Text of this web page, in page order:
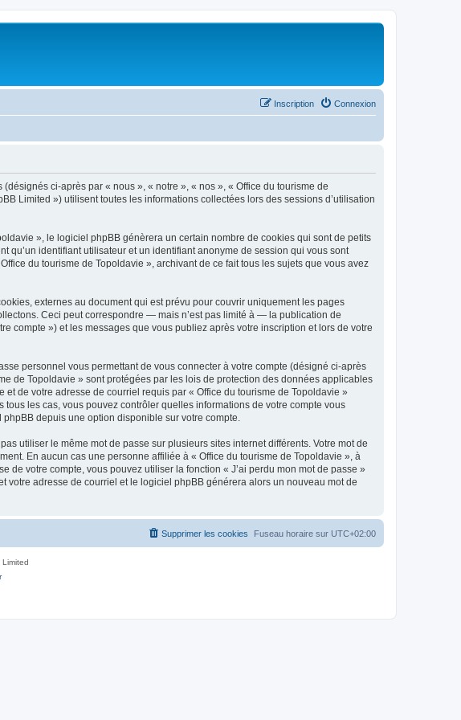
Connexion
Inscription
ci-après par « nous », « notre », « nos », « Office du tourisme de
Limited ») utilisent toutes les informations collectées lors des sessions d’utilisation
», le logiciel phpBB génèrera un certain nombre de cookies qui sont de petits
qu’un identifiant utilisateur et un identifiant anonyme de session qui vous sont
du tourisme de Topoldavie », archivant de ce fait tous les sujets que vous avez
externes au document qui est prévu pour couvrir uniquement les pages
Ceci peut correspondre — mais n’est pas limité à — la publication de
compte ») et les messages que vous publiez après votre inscription et lors de votre
personnel vous permettant de vous connecter à votre compte (désigné ci-après
de Topoldavie » sont protégées par les lois de protection des données applicables
de votre adresse de courriel requis par « Office du tourisme de Topoldavie »
les cas, vous pouvez contrôler quelles informations de votre compte vous
depuis une option disponible sur votre compte.
utiliser le même mot de passe sur plusieurs sites internet différents. Votre mot de
En aucun cas une personne affiliée à « Office du tourisme de Topoldavie », à
votre compte, vous pouvez utiliser la fonction « J’ai perdu mon mot de passe »
votre adresse de courriel et le logiciel phpBB générera alors un nouveau mot de
Fuseau horaire sur UTC+02:00
Supprimer les cookies